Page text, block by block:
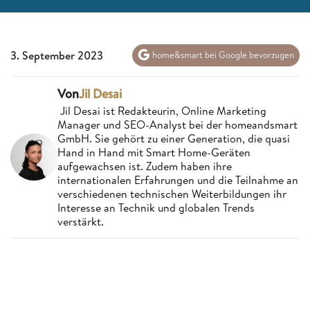
3. September 2023 home&smart bei Google bevorzugen
VonJil Desai
Jil Desai ist Redakteurin, Online Marketing
Manager und SEO-Analyst bei der homeandsmart
GmbH. Sie gehört zu einer Generation, die quasi
Hand in Hand mit Smart Home-Geräten
aufgewachsen ist. Zudem haben ihre
internationalen Erfahrungen und die Teilnahme an
verschiedenen technischen Weiterbildungen ihr
Interesse an Technik und globalen Trends
verstärkt.